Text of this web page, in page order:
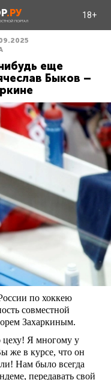
.РУ
ПОРТАЛ
18+
еще
Быков –
по хоккею
совместной
Захаркиным.
цеху! Я многому у
же в курсе, что он
Нам было всегда
передавать свой